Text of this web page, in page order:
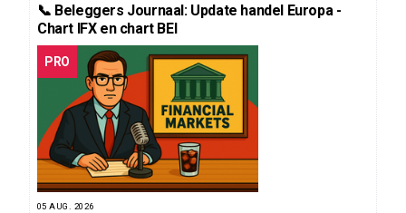
📞 Beleggers Journaal: Update handel Europa -
Chart IFX en chart BEI
PRO
05 AUG. 2026